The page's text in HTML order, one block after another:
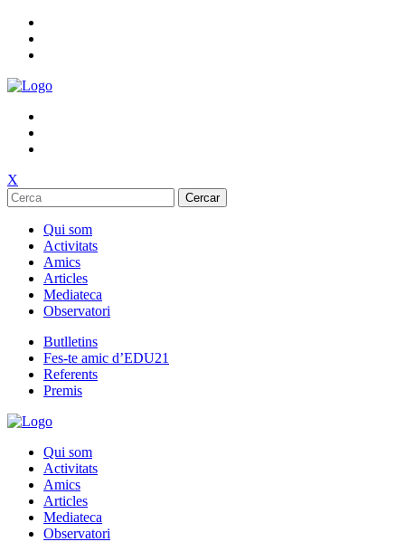
X
Cercar
Qui som
Activitats
Amics
Articles
Mediateca
Observatori
Butlletins
Fes-te amic d’EDU21
Referents
Premis
Qui som
Activitats
Amics
Articles
Mediateca
Observatori